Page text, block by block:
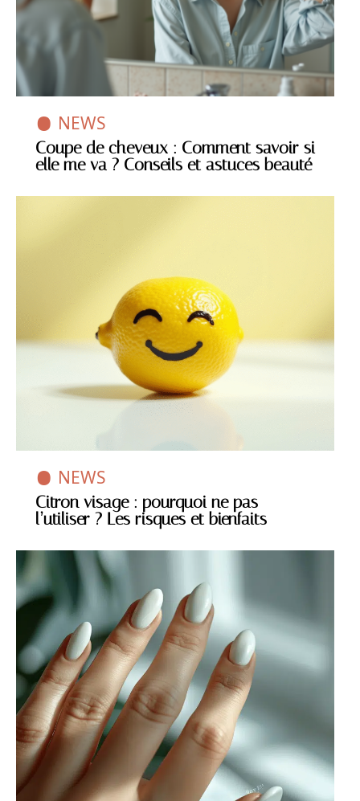
NEWS
Coupe de cheveux : Comment savoir si
elle me va ? Conseils et astuces beauté
NEWS
Citron visage : pourquoi ne pas
l’utiliser ? Les risques et bienfaits